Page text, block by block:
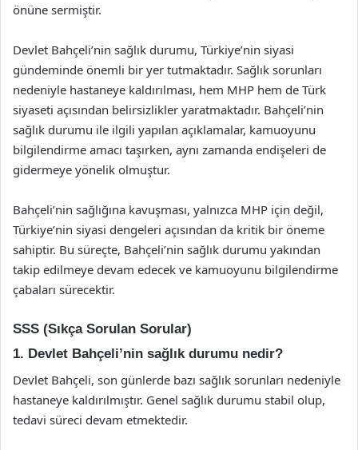
önüne sermiştir.
Devlet Bahçeli’nin sağlık durumu, Türkiye’nin siyasi
gündeminde önemli bir yer tutmaktadır. Sağlık sorunları
nedeniyle hastaneye kaldırılması, hem MHP hem de Türk
siyaseti açısından belirsizlikler yaratmaktadır. Bahçeli’nin
sağlık durumu ile ilgili yapılan açıklamalar, kamuoyunu
bilgilendirme amacı taşırken, aynı zamanda endişeleri de
gidermeye yönelik olmuştur.
Bahçeli’nin sağlığına kavuşması, yalnızca MHP için değil,
Türkiye’nin siyasi dengeleri açısından da kritik bir öneme
sahiptir. Bu süreçte, Bahçeli’nin sağlık durumu yakından
takip edilmeye devam edecek ve kamuoyunu bilgilendirme
çabaları sürecektir.
SSS (Sıkça Sorulan Sorular)
1. Devlet Bahçeli’nin sağlık durumu nedir?
Devlet Bahçeli, son günlerde bazı sağlık sorunları nedeniyle
hastaneye kaldırılmıştır. Genel sağlık durumu stabil olup,
tedavi süreci devam etmektedir.